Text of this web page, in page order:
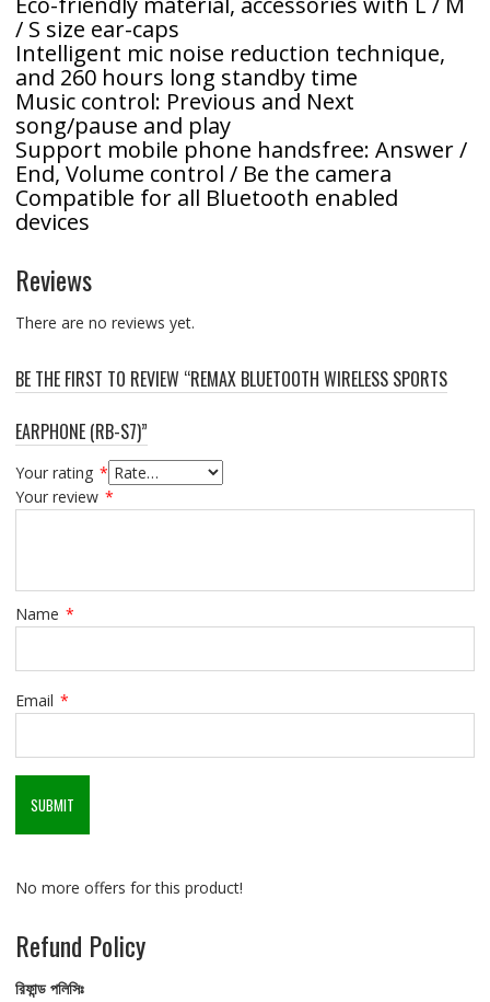
/ S size ear-caps
Intelligent mic noise reduction technique,
and 260 hours long standby time
Music control: Previous and Next
song/pause and play
Support mobile phone handsfree: Answer /
End, Volume control / Be the camera
Compatible for all Bluetooth enabled
devices
Reviews
There are no reviews yet.
BE THE FIRST TO REVIEW “REMAX BLUETOOTH WIRELESS SPORTS
EARPHONE (RB-S7)”
Your rating *
Your review *
Name *
Email *
No more offers for this product!
Refund Policy
রিফান্ড পলিসিঃ